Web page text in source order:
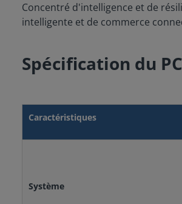
Concentré d'intelligence et de
intelligente et de commerce
Spécification du
Caractéristiques
Système